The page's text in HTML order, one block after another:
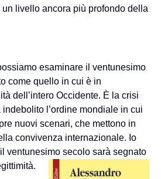
un livello ancora più profondo della
esaminare il ventunesimo
come quello in cui è in
dell’intero Occidente. È la crisi
indebolito l’ordine mondiale in cui
nuovi scenari, che mettono in
convivenza internazionale. Io
ventunesimo secolo sarà segnato